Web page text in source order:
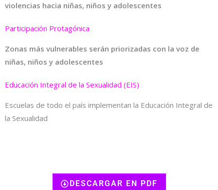
violencias hacia niñas, niños y adolescentes
Participación Protagónica
Zonas más vulnerables serán priorizadas con la voz de
niñas, niños y adolescentes
Educación Integral de la Sexualidad (EIS)
Escuelas de todo el país implementan la Educación Integral de
la Sexualidad
DESCARGAR EN PDF